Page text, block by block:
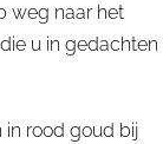
weg naar het
u in gedachten
in rood goud bij